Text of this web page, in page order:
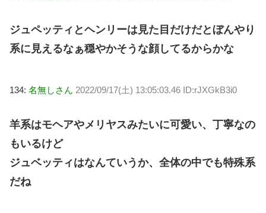
ジュペッティとヘンリーは見た目だけだとぼんやり
系に見えるなぁ穏やかそうな顔してるからかな
134: 名無しさん 2022/09/17(土) 13:05:03.46 ID:rJXGkB3i0
羊系はモヘアやメリヤスみたいに可愛い、丁寧なの
もいるけど
ジュベッティはなんていうか、全体の中でも特殊系
だね